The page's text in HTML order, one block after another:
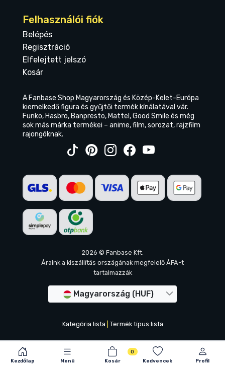
Kezdőlap Menü Kosár
0
Kedvencek
Profil
Felhasználói fiók
Belépés
Regisztráció
Elfelejtett jelszó
Kosár
A Fanbase Shop Magyarország és Közép-Kelet-Európa
kiemelkedő figura és gyűjtői termék kínálatával vár.
Funko, Hasbro, Banpresto, Mattel, Good Smile és még
sok más márka termékei – anime, film, sorozat, rajzfilm
rajongóknak.
2026 © Fanbase Kft.
Áraink a kiszállítás országának megfelelő ÁFA-t
tartalmazzák
Magyarország (HUF)
Kategória lista Termék típus lista